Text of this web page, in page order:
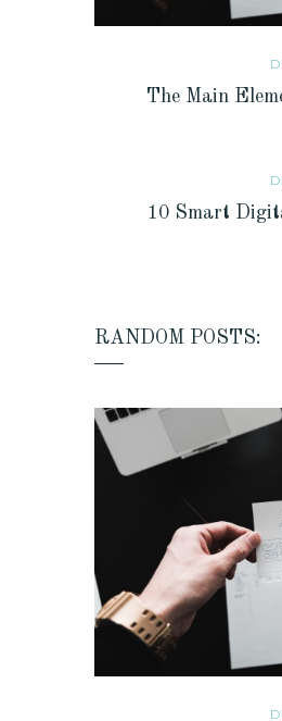
The Main
10 Smart
RANDOM POSTS: